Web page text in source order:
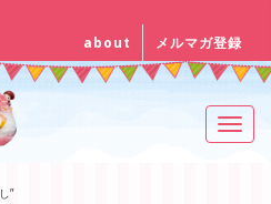
about メルマガ登録
”